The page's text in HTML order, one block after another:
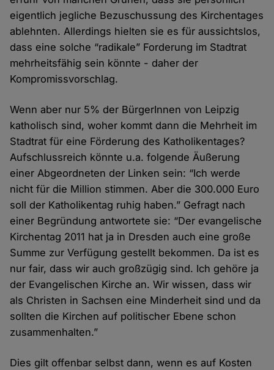
eigentlich jegliche Bezuschussung des Kirchentages
ablehnten. Allerdings hielten sie es für aussichtslos,
dass eine solche “radikale” Forderung im Stadtrat
mehrheitsfähig sein könnte - daher der
Kompromissvorschlag.
Wenn aber nur 5% der BürgerInnen von Leipzig
katholisch sind, woher kommt dann die Mehrheit im
Stadtrat für eine Förderung des Katholikentages?
Aufschlussreich könnte u.a. folgende Äußerung
einer Abgeordneten der Linken sein: “Ich werde
nicht für die Million stimmen. Aber die 300.000 Euro
soll der Katholikentag ruhig haben.” Gefragt nach
einer Begründung antwortete sie: “Der evangelische
Kirchentag 2011 hat ja in Dresden auch eine große
Summe zur Verfügung gestellt bekommen. Da ist es
nur fair, dass wir auch großzügig sind. Ich gehöre ja
der Evangelischen Kirche an. Wir wissen, dass wir
als Christen in Sachsen eine Minderheit sind und da
sollten die Kirchen auf politischer Ebene schon
zusammenhalten.”
Dies gilt offenbar selbst dann, wenn es auf Kosten